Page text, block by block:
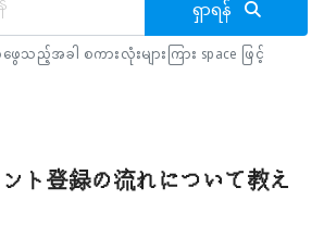
ရှာရန်
ဖွေသည့်အခါ စကားလုံးများကြား space ဖြင့်
ト登録の流れについて教え